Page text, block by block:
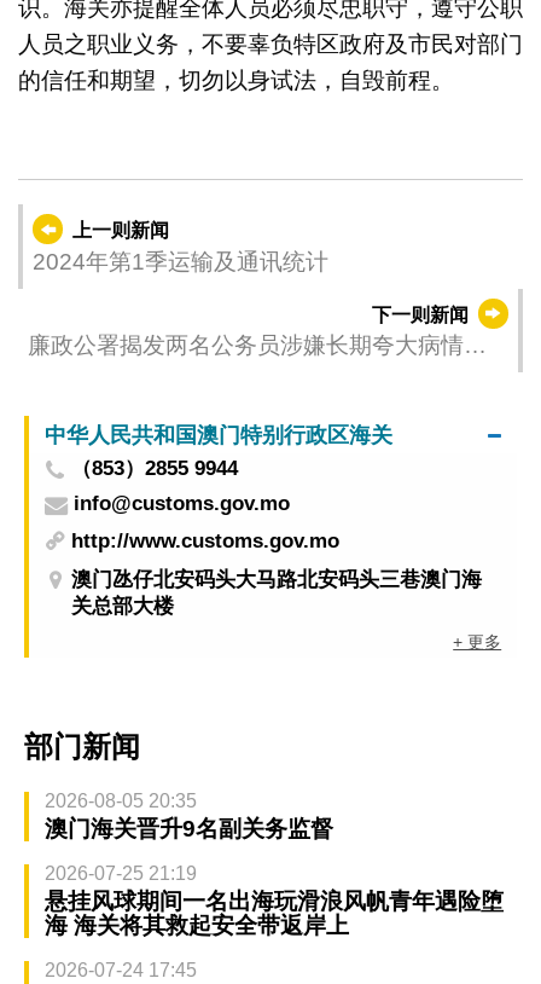
识。海关亦提醒全体人员必须尽忠职守，遵守公职
人员之职业义务，不要辜负特区政府及市民对部门
的信任和期望，切勿以身试法，自毁前程。
上一则新闻
2024年第1季运输及通讯统计
下一则新闻
廉政公署揭发两名公务员涉嫌长期夸大病情滥
中华人民共和国澳门特别行政区海关
（853）2855 9944
info@customs.gov.mo
http://www.customs.gov.mo
澳门氹仔北安码头大马路北安码头三巷澳门海
关总部大楼
+ 更多
部门新闻
2026-08-05 20:35
澳门海关晋升9名副关务监督
2026-07-25 21:19
悬挂风球期间一名出海玩滑浪风帆青年遇险堕
海 海关将其救起安全带返岸上
2026-07-24 17:45